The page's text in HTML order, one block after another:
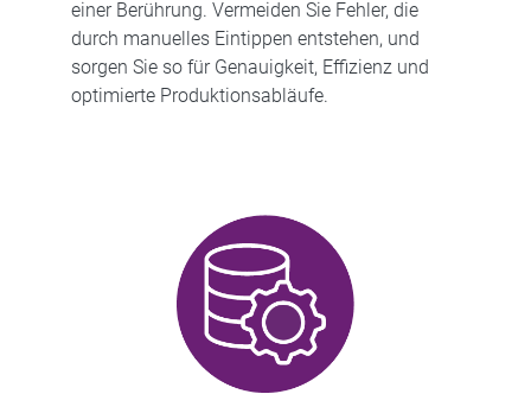
einer Berührung. Vermeiden Sie Fehler, die
durch manuelles Eintippen entstehen, und
sorgen Sie so für Genauigkeit, Effizienz und
optimierte Produktionsabläufe.